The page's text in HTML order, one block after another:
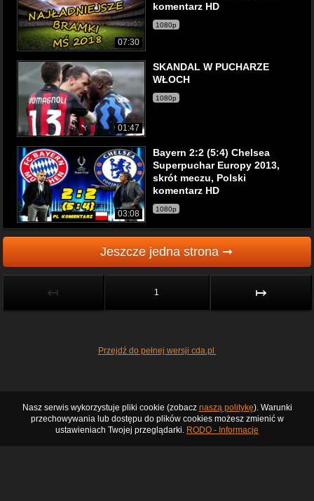
07:30
komentarz HD
1080p
01:47
SKANDAL W PUCHARZE
WŁOCH
1080p
03:08
Bayern 2:2 (5:4) Chelsea
Superpuchar Europy 2013,
skrót meczu, Polski
komentarz HD
1080p
Jeszcze jedna strona ➞
↤ 1 ↦
Przejdź do pełnej wersji cda.pl
Nasz serwis wykorzystuje pliki cookie (zobacz naszą politykę). Warunki
przechowywania lub dostępu do plików cookies możesz zmienić w
ustawieniach Twojej przeglądarki. RODO - Informacje